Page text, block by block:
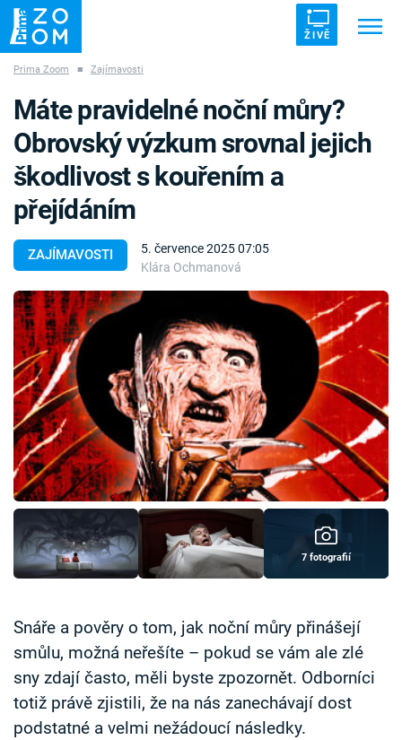
ŽIVĚ
ZÁHADY VETŘELCI DÁVNOVĚKU
Témata
Témata
Pořady
TV Program
Časopis
Sledujte prima+
Přihlášení
Prima Zoom ■ Zajímavosti
ZAJÍMAVOSTI
5. července 2025 07:05
Klára Ochmanová
Máte pravidelné noční můry?
Obrovský výzkum srovnal jejich
škodlivost s kouřením a
přejídáním
7 fotografií
Snáře a pověry o tom, jak noční můry přinášejí
smůlu, možná neřešíte – pokud se vám ale zlé
sny zdají často, měli byste zpozornět. Odborníci
totiž právě zjistili, že na nás zanechávají dost
podstatné a velmi nežádoucí následky.